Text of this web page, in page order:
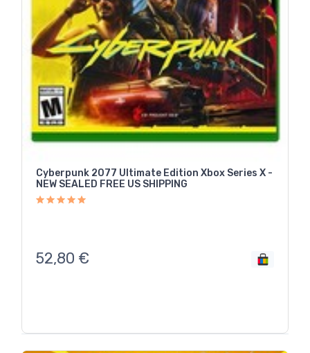
Cyberpunk 2077 Ultimate Edition Xbox Series X -
NEW SEALED FREE US SHIPPING
52,80 €